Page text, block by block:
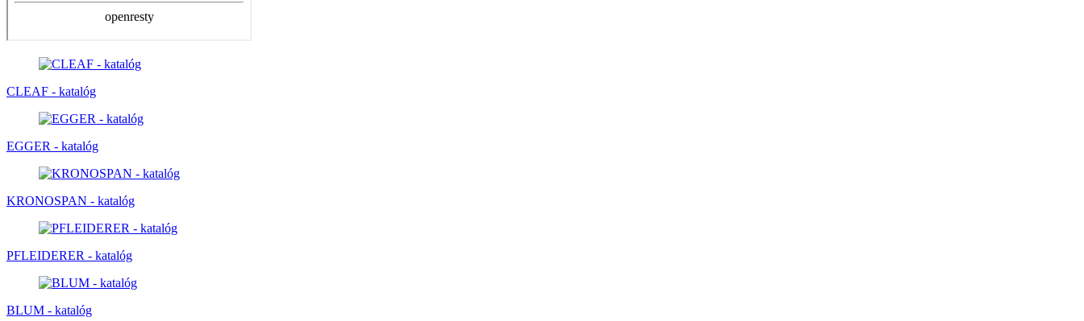
CLEAF - katalóg
EGGER - katalóg
KRONOSPAN - katalóg
PFLEIDERER - katalóg
BLUM - katalóg